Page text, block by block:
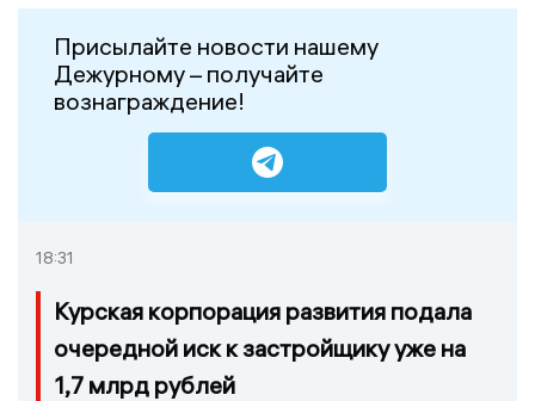
Присылайте новости нашему
Дежурному – получайте
вознаграждение!
18:31
Курская корпорация развития подала
очередной иск к застройщику уже на
1,7 млрд рублей